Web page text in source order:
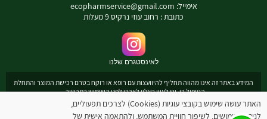
אימייל: ecopharmservice@gmail.com
כתובת : רחוב עוזי נרקיס 9 מעלות
לאינסטגרם שלנו
המידע באתר זה אינו מהווה תחליף להיוועצות עם רופא או רוקח בטרם רכישת המוצר והתחלת
הטיפול בו. יש לעיין בעלון לצרכן לפני השימוש בתכשיר .
מומלץ להיוועץ עם רוקח בכל הנוגע למטרות ואופן השימוש , תופעות לוואי ואינטראקציה עם
תכשירים אחרים.
האתר עושה שימוש בקובצי עוגיות (Cookies) לצרכים תפעוליים,
לניתוח שימושים, לשיפור חוויית המשתמש, ולהתאמה אישית של